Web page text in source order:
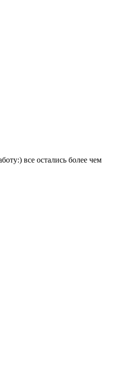
все остались более чем